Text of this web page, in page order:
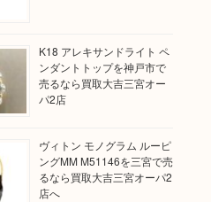
K18 アレキサンドライト ペ
ンダントトップを神戸市で
売るなら買取大吉三宮オー
パ2店
ヴィトン モノグラム ルーピ
ングMM M51146を三宮で売
るなら買取大吉三宮オーパ2
店へ